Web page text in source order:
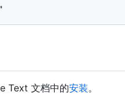
Text 文档中的安装。